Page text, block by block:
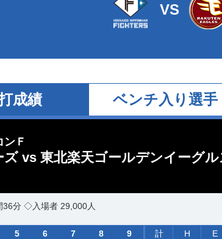
VS
成績 ベンチ入り選手
ンＦ
vs 東北楽天ゴールデンイーグル
分 ◇入場者 29,000人
5 6 7 8 9 計 H E